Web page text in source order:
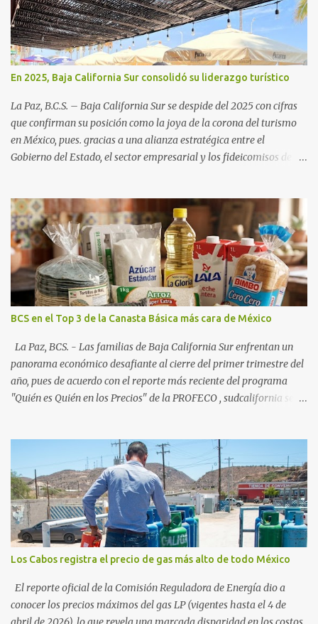
En 2025, Baja California Sur consolidó su liderazgo turístico
La Paz, B.C.S. – Baja California Sur se despide del 2025 con cifras
que confirman su posición como la joya de la corona del turismo
en México, pues. gracias a una alianza estratégica entre el
Gobierno del Estado, el sector empresarial y los fideicomisos de
una derrama económica sin precedentes. Las proyecciones para
este periodo vacacional son optimistas, con un promedio estatal
que supera el 70% . Sin embargo, la sorpresa del año la ha dado el
norte del estado. Comondú encabeza las expectativas con un
impresionante 89% de ocupación, impulsado por el interés
creciente en el turismo de naturaleza. Le siguen destinos
consolidados y emergentes: Los Cabos: 72% promedio (esperando
picos del 79% en Año Nuevo). La Paz: 66%. Loreto: 58%. Mulegé:
54%. "Estamos viendo un fenómeno de diversificación. Ya no solo
vienen por el lujo de Los Cabos, sino por la aut...
BCS en el Top 3 de la Canasta Básica más cara de México
La Paz, BCS. - Las familias de Baja California Sur enfrentan un
panorama económico desafiante al cierre del primer trimestre del
año, pues de acuerdo con el reporte más reciente del programa
"Quién es Quién en los Precios" de la PROFECO , sudcalifornia se
datos correspondientes al cierre de marzo y la primera semana de
abril revelan que adquirir el paquete de los 24 productos
esenciales alcanzó un precio de 942.50 pesos en la ciudad de La Paz
. Este monto fue detectado específicamente en el establecimiento
Bodega Aurrera ubicado en el fraccionamiento Camino Real,
superando la barrera de los 910 pesos establecida como meta por
el gobierno federal en el Paquete Contra la Inflación y la Carestía
(PACIC). Dentro del análisis por zonas geográficas, la entidad se
ubica en la región Centro-Norte , que comparte con estados como
Aguascaliente...
Los Cabos registra el precio de gas más alto de todo México
El reporte oficial de la Comisión Reguladora de Energía dio a
conocer los precios máximos del gas LP (vigentes hasta el 4 de